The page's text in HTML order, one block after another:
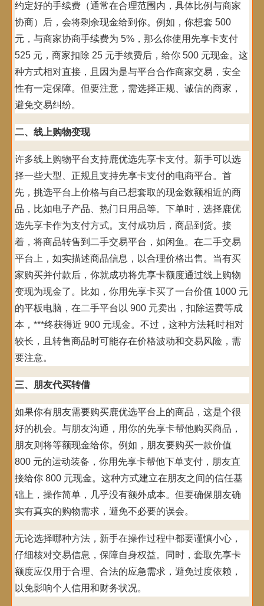
约定好的手续费（通常在合理范围内，具体比例与商家
协商）后，会将剩余现金给到你。例如，你想套 500
元，与商家协商手续费为 5%，那么你使用先享卡支付
525 元，商家扣除 25 元手续费后，给你 500 元现金。这
种方式相对直接，且因为是与平台合作商家交易，安全
性有一定保障。但要注意，需选择正规、诚信的商家，
避免交易纠纷。
二、线上购物变现
许多线上购物平台支持鹿优选先享卡支付。新手可以选
择一些大型、正规且支持先享卡支付的电商平台。首
先，挑选平台上价格与自己想套取的现金数额相近的商
品，比如电子产品、热门日用品等。下单时，选择鹿优
选先享卡作为支付方式。支付成功后，商品到货。接
着，将商品转售到二手交易平台，如闲鱼。在二手交易
平台上，如实描述商品信息，以合理价格出售。当有买
家购买并付款后，你就成功将先享卡额度通过线上购物
变现为现金了。比如，你用先享卡买了一台价值 1000 元
的平板电脑，在二手平台以 900 元卖出，扣除运费等成
本，***终获得近 900 元现金。不过，这种方法耗时相对
较长，且转售商品时可能存在价格波动和交易风险，需
要注意。
三、朋友代买转借
如果你有朋友需要购买鹿优选平台上的商品，这是个很
好的机会。与朋友沟通，用你的先享卡帮他购买商品，
朋友则将等额现金给你。例如，朋友要购买一款价值
800 元的运动装备，你用先享卡帮他下单支付，朋友直
接给你 800 元现金。这种方式建立在朋友之间的信任基
础上，操作简单，几乎没有额外成本。但要确保朋友确
实有真实的购物需求，避免不必要的误会。
无论选择哪种方法，新手在操作过程中都要谨慎小心，
仔细核对交易信息，保障自身权益。同时，套取先享卡
额度应仅用于合理、合法的应急需求，避免过度依赖，
以免影响个人信用和财务状况。